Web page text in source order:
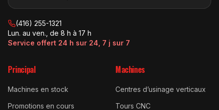
(416) 255-1321
Lun. au ven., de 8 h à 17 h
Service offert 24 h sur 24, 7 j sur 7
Principal
Machines en stock
Promotions en cours
Machines
Centres d’usinage verticaux
Tours CNC